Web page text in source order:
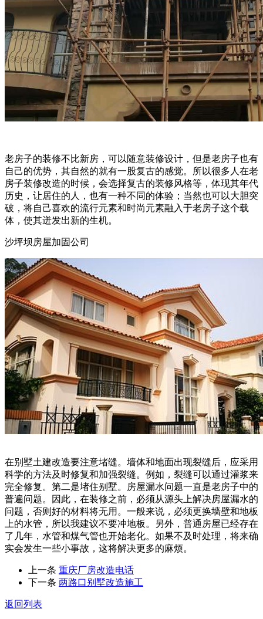
老房子的装修不比新房，可以随意装修设计，但是老房子也有
自己的优势，其自然的就有一股复古的感觉。所以很多人在老
房子装修改造的时候，会选择复古的装修风格等，体现其年代
历史，让居住的人，也有一种不同的体验；当然也可以大胆突
破，将自己喜欢的流行元素和时尚元素融入于老房子这个载
体，使其迸发出新的生机。
沙坪坝房屋加固公司
在别墅土建改造要注意堵缝。墙体和地面出现裂缝后，应采用
科学的方法及时修复和加强裂缝。例如，裂缝可以通过灌浆来
完全修复。第二是堵住别墅。房屋漏水问题一直是老房子中的
普遍问题。因此，在装修之前，必须从源头上解决房屋漏水的
问题，否则好的材料将无用。一般来说，必须更换墙壁和地板
上的水管，所以我建议不要冲地板。另外，普通房屋已经存在
了几年，水管和煤气管也开始老化。如果不及时处理，将来确
实会发生一些小事故，这将解决更多的麻烦。
上一条 重庆厂房改造电话
下一条 两路口别墅改造施工
返回列表